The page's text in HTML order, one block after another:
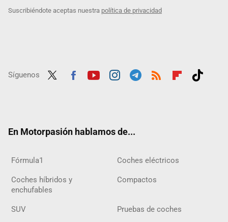
Suscribiéndote aceptas nuestra política de privacidad
Síguenos
En Motorpasión hablamos de...
Fórmula1 Coches eléctricos
Coches híbridos y
enchufables
Compactos
SUV Pruebas de coches